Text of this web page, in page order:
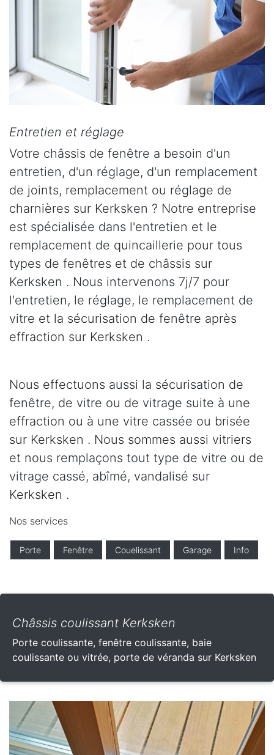
Entretien et réglage
Votre châssis de fenêtre a besoin d'un
entretien, d'un réglage, d'un remplacement
de joints, remplacement ou réglage de
charnières sur Kerksken ? Notre entreprise
est spécialisée dans l'entretien et le
remplacement de quincaillerie pour tous
types de fenêtres et de châssis sur
Kerksken . Nous intervenons 7j/7 pour
l'entretien, le réglage, le remplacement de
vitre et la sécurisation de fenêtre après
effraction sur Kerksken .
Nous effectuons aussi la sécurisation de
fenêtre, de vitre ou de vitrage suite à une
effraction ou à une vitre cassée ou brisée
sur Kerksken . Nous sommes aussi vitriers
et nous remplaçons tout type de vitre ou de
vitrage cassé, abîmé, vandalisé sur
Kerksken .
Nos services
Porte Fenêtre Couelissant Garage Info
Châssis coulissant Kerksken
Porte coulissante, fenêtre coulissante, baie
coulissante ou vitrée, porte de véranda sur Kerksken